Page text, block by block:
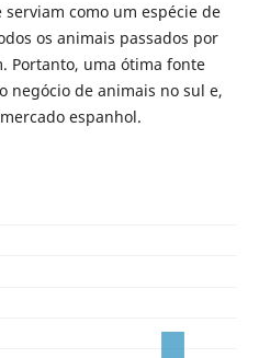
como um espécie de
os animais passados por
Portanto, uma ótima fonte
negócio de animais no sul e,
espanhol.